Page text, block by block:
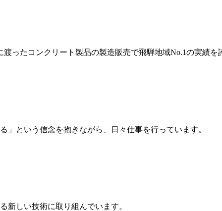
ったコンクリート製品の製造販売で飛騨地域No.1の実績を
という信念を抱きながら、日々仕事を行っています。
新しい技術に取り組んでいます。